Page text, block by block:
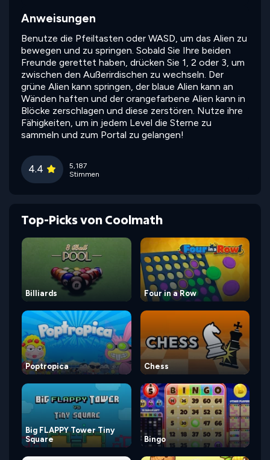
Anweisungen
Benutze die Pfeiltasten oder WASD, um das Alien zu
bewegen und zu springen. Sobald Sie Ihre beiden
Freunde gerettet haben, drücken Sie 1, 2 oder 3, um
zwischen den Außerirdischen zu wechseln. Der
grüne Alien kann springen, der blaue Alien kann an
Wänden haften und der orangefarbene Alien kann in
Blöcke zerschlagen und diese zerstören. Nutze ihre
Fähigkeiten, um in jedem Level die Sterne zu
sammeln und zum Portal zu gelangen!
4.4
5,187
Stimmen
Top-Picks von Coolmath
Billiards Four in a Row
Poptropica Chess
Big FLAPPY Tower Tiny
Square
Bingo